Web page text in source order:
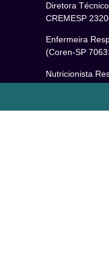
Diretora
CREMESP
Enfermeira
(Coren-SP
Nutricionista